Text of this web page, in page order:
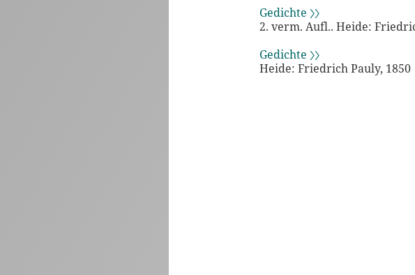
Gedichte 〉〉
2. verm. Aufl.. Heide:
Gedichte 〉〉
Heide: Friedrich Pauly, 1850